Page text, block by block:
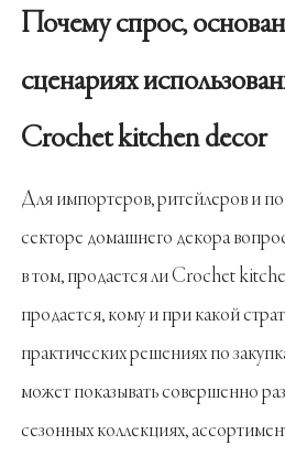
Почему спрос,
сценариях
Crochet kitchen decor
Для импортеров, ритейлеров и
секторе домашнего декора
в том, продается ли Crochet
продается, кому и при какой
практических решениях по
может показывать совершенно
сезонных коллекциях,